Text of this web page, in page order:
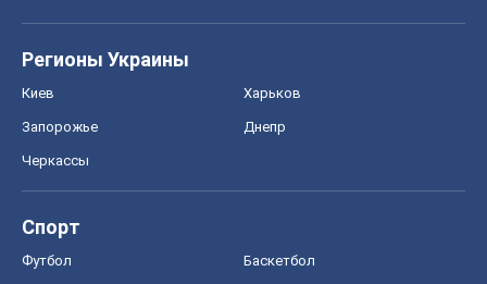
Регионы Украины
Киев Харьков
Запорожье Днепр
Черкассы
Спорт
Футбол Баскетбол